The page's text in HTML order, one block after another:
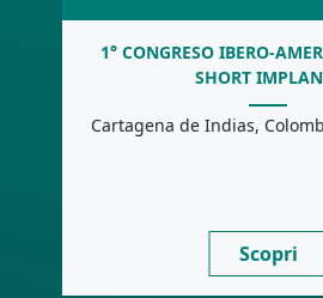
1° CONGRESO IBERO-
SHORT
Scopri